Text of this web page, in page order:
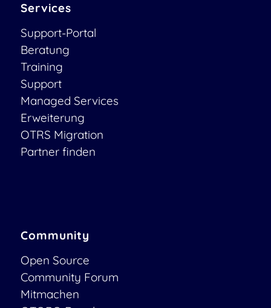
Services
Support-Portal
Beratung
Training
Support
Managed Services
Erweiterung
OTRS Migration
Partner finden
Community
Open Source
Community Forum
Mitmachen